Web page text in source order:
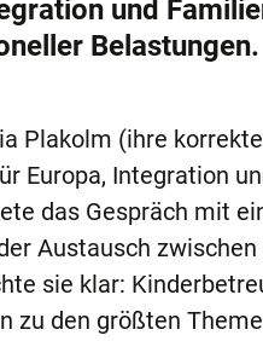
und
Belastungen.
Plakolm (ihre
Europa, Integration
das Gespräch mit
Austausch
sie klar:
zu den größten